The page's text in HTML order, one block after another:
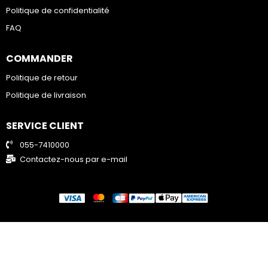
Politique de confidentialité
FAQ
COMMANDER
Politique de retour
Politique de livraison
SERVICE CLIENT
055-7410000
Contactez-nous par e-mail